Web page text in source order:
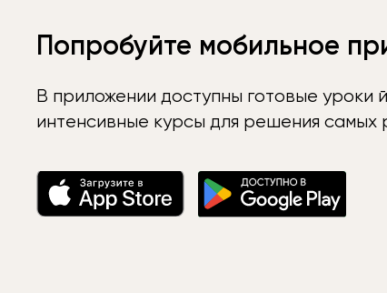
Попробуйте мобильное
В приложении доступны готовые уроки
интенсивные курсы для решения самых